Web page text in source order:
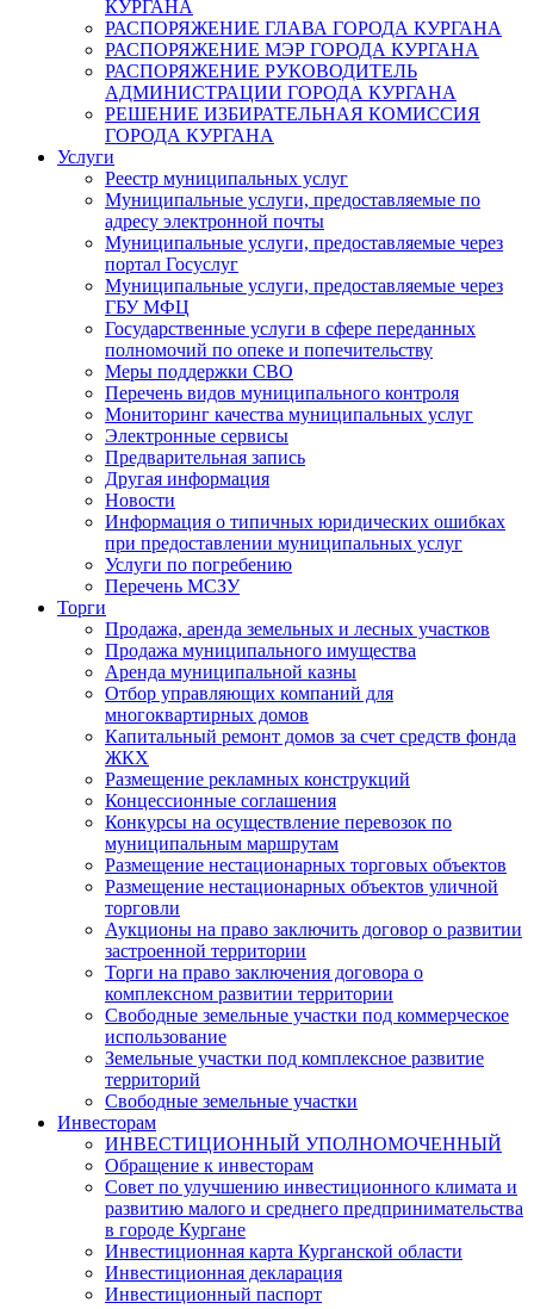
КУРГАНА
РАСПОРЯЖЕНИЕ ГЛАВА ГОРОДА КУРГАНА
РАСПОРЯЖЕНИЕ МЭР ГОРОДА КУРГАНА
РАСПОРЯЖЕНИЕ РУКОВОДИТЕЛЬ
АДМИНИСТРАЦИИ ГОРОДА КУРГАНА
РЕШЕНИЕ ИЗБИРАТЕЛЬНАЯ КОМИССИЯ
ГОРОДА КУРГАНА
Услуги
Реестр муниципальных услуг
Муниципальные услуги, предоставляемые по
адресу электронной почты
Муниципальные услуги, предоставляемые через
портал Госуслуг
Муниципальные услуги, предоставляемые через
ГБУ МФЦ
Государственные услуги в сфере переданных
полномочий по опеке и попечительству
Меры поддержки СВО
Перечень видов муниципального контроля
Мониторинг качества муниципальных услуг
Электронные сервисы
Предварительная запись
Другая информация
Новости
Информация о типичных юридических ошибках
при предоставлении муниципальных услуг
Услуги по погребению
Перечень МСЗУ
Торги
Продажа, аренда земельных и лесных участков
Продажа муниципального имущества
Аренда муниципальной казны
Отбор управляющих компаний для
многоквартирных домов
Капитальный ремонт домов за счет средств фонда
ЖКХ
Размещение рекламных конструкций
Концессионные соглашения
Конкурсы на осуществление перевозок по
муниципальным маршрутам
Размещение нестационарных торговых объектов
Размещение нестационарных объектов уличной
торговли
Аукционы на право заключить договор о развитии
застроенной территории
Торги на право заключения договора о
комплексном развитии территории
Свободные земельные участки под коммерческое
использование
Земельные участки под комплексное развитие
территорий
Свободные земельные участки
Инвесторам
ИНВЕСТИЦИОННЫЙ УПОЛНОМОЧЕННЫЙ
Обращение к инвесторам
Совет по улучшению инвестиционного климата и
развитию малого и среднего предпринимательства
в городе Кургане
Инвестиционная карта Курганской области
Инвестиционная декларация
Инвестиционный паспорт